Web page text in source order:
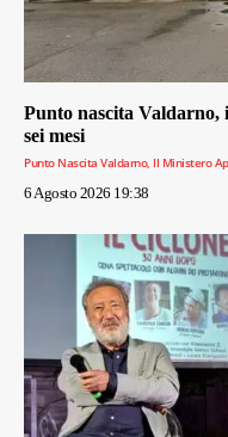
Punto nascita
sei mesi
Punto Nascita Valdarno, Il Ministero
6 Agosto 2026 19:38